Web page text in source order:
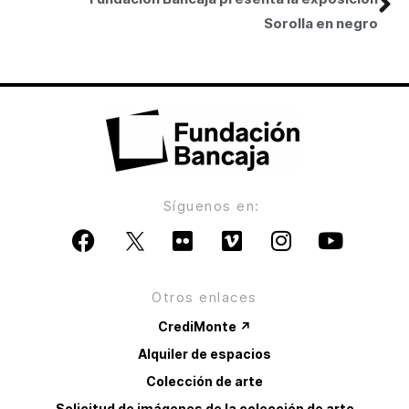
Sorolla en negro
Síguenos en:
Otros enlaces
CrediMonte ↗
Alquiler de espacios
Colección de arte